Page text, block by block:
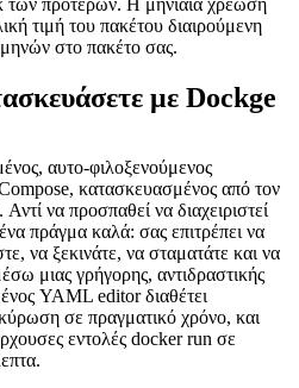
τιμή του πακέτου διαιρούμενη
στο πακέτο σας.
με Dockge
αυτο-φιλοξενούμενος
κατασκευασμένος από τον
να προσπαθεί να διαχειριστεί
πράγμα καλά: σας επιτρέπει να
να ξεκινάτε, να σταματάτε και να
μιας γρήγορης, αντιδραστικής
YAML editor διαθέτει
σε πραγματικό χρόνο, και
εντολές docker run σε